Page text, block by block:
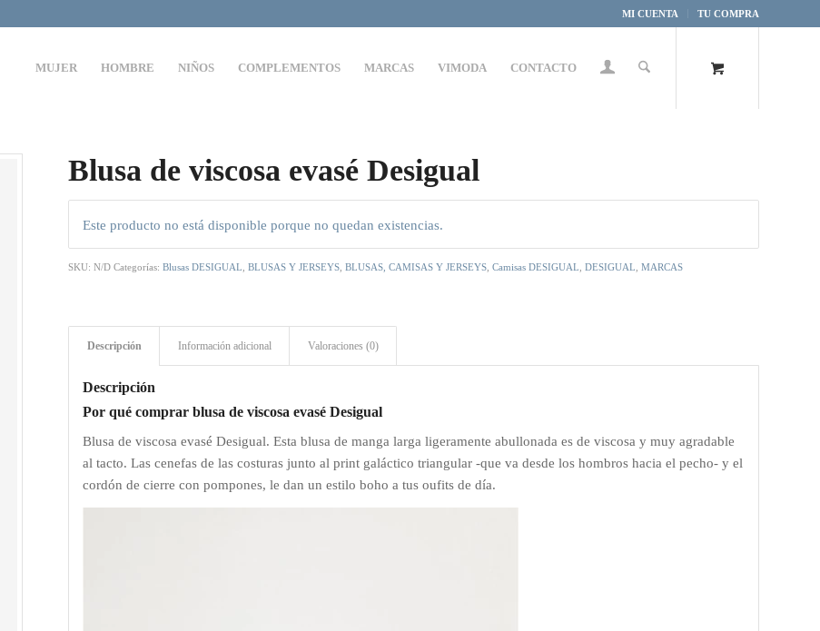
MI CUENTA TU COMPRA
MUJER HOMBRE NIÑOS COMPLEMENTOS MARCAS VIMODA CONTACTO
Blusa de viscosa evasé Desigual
Este producto no está disponible porque no quedan existencias.
SKU:N/D Categorías:Blusas DESIGUAL ,BLUSAS Y JERSEYS ,BLUSAS, CAMISAS Y JERSEYS ,Camisas DESIGUAL ,DESIGUAL ,MARCAS
Descripción Información adicional Valoraciones (0)
Descripción
Por qué comprar blusa de viscosa evasé Desigual
Blusa de viscosa evasé Desigual.Esta blusa de manga larga ligeramente abullonada es de viscosa y muy agradable
al tacto. Las cenefas de las costuras junto al print galáctico triangular -que va desde los hombros hacia el pecho- y el
cordón de cierre con pompones, le dan un estilo boho a tus oufits de día.